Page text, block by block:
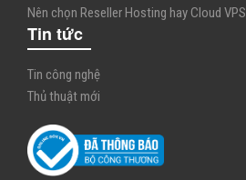
Nên chọn Reseller Hosting hay Cloud VPS
Tin tức
Tin công nghệ
Thủ thuật mới